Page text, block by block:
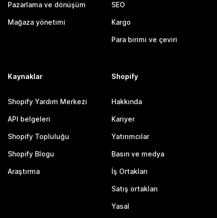
Pazarlama ve dönüşüm
Mağaza yönetimi
SEO
Kargo
Para birimi ve çeviri
Kaynaklar
Shopify Yardım Merkezi
API belgeleri
Shopify Topluluğu
Shopify Blogu
Araştırma
Shopify
Hakkında
Kariyer
Yatırımcılar
Basın ve medya
İş Ortakları
Satış ortakları
Yasal